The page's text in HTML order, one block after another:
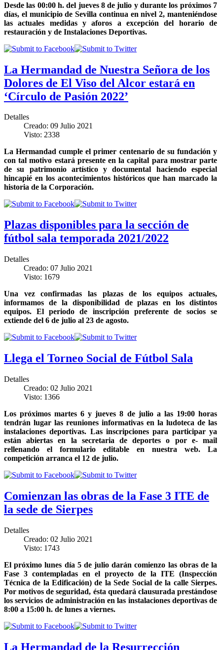
Desde las 00:00 h. del jueves 8 de julio y durante los próximos 7
días, el municipio de Sevilla continua en nivel 2, manteniéndose
las actuales medidas y aforos a excepción del horario de
restauración y de Instalaciones Deportivas.
La Hermandad de Nuestra Señora de los
Dolores de El Viso del Alcor estará en
‘Círculo de Pasión 2022’
Detalles
Creado: 09 Julio 2021
Visto: 2338
La Hermandad cumple el primer centenario de su fundación y
con tal motivo estará presente en la capital para mostrar parte
de su patrimonio artístico y documental haciendo especial
hincapié en los acontecimientos históricos que han marcado la
historia de la Corporación.
Plazas disponibles para la sección de
fútbol sala temporada 2021/2022
Detalles
Creado: 07 Julio 2021
Visto: 1679
Una vez confirmadas las plazas de los equipos actuales,
informamos de la disponibilidad de plazas en los distintos
equipos. El periodo de inscripción preferente de socios se
extiende del 6 de julio al 23 de agosto.
Llega el Torneo Social de Fútbol Sala
Detalles
Creado: 02 Julio 2021
Visto: 1366
Los próximos martes 6 y jueves 8 de julio a las 19:00 horas
tendrán lugar las reuniones informativas en la ludoteca de las
instalaciones deportivas. Las inscripciones para participar ya
están abiertas en la secretaria de deportes o por e- mail
rellenando el formulario editable en nuestra web. La
competición arranca el 12 de julio.
Comienzan las obras de la Fase 3 ITE de
la sede de Sierpes
Detalles
Creado: 02 Julio 2021
Visto: 1743
El próximo lunes día 5 de julio darán comienzo las obras de la
Fase 3 contempladas en el proyecto de la ITE (Inspección
Técnica de la Edificación) de la Sede Social de la calle Sierpes.
Por motivos de seguridad, ésta quedará clausurada prestándose
los servicios de administración en las instalaciones deportivas de
8:00 a 15:00 h. de lunes a viernes.
La Hermandad de la Resurrección